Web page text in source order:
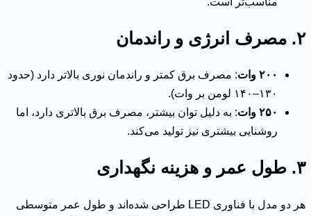
۲. مصرف انرژی و راندمان
۲۰۰ وات
: مصرف برق کمتر و راندمان نوری بالاتر دارد (حدود
۱۳۰–۱۴۰ لومن بر وات).
۲۵۰ وات
: به دلیل توان بیشتر، مصرف برق بالاتری دارد، اما
روشنایی بیشتری نیز تولید می‌کند.
۳. طول عمر و هزینه نگهداری
هر دو مدل با فناوری LED طراحی شده‌اند و طول عمر متوسطی